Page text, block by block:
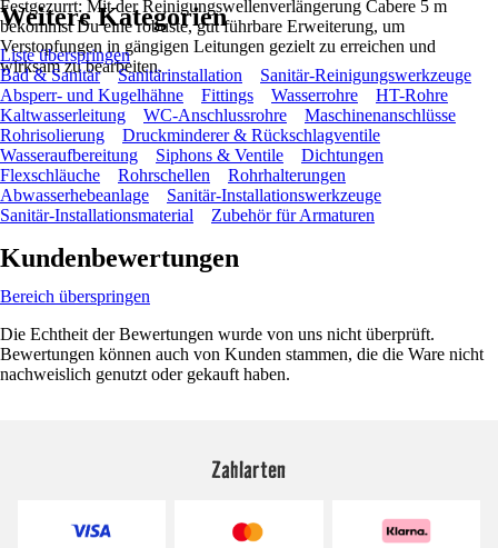
Festgezurrt: Mit der Reinigungswellenverlängerung Cabere 5 m
bekommst Du eine robuste, gut führbare Erweiterung, um
Verstopfungen in gängigen Leitungen gezielt zu erreichen und
wirksam zu bearbeiten.
Weitere Kategorien
Liste überspringen
Bad & Sanitär
Sanitärinstallation
Sanitär-Reinigungswerkzeuge
Absperr- und Kugelhähne
Fittings Wasserrohre
HT-Rohre
Kaltwasserleitung
WC-Anschlussrohre
Maschinenanschlüsse
Rohrisolierung
Druckminderer & Rückschlagventile
Wasseraufbereitung
Siphons & Ventile
Dichtungen
Flexschläuche
Rohrschellen
Rohrhalterungen
Abwasserhebeanlage
Sanitär-Installationswerkzeuge
Sanitär-Installationsmaterial
Zubehör für Armaturen
Kundenbewertungen
Bereich überspringen
Die Echtheit der Bewertungen wurde von uns nicht überprüft.
Bewertungen können auch von Kunden stammen, die die Ware nicht
nachweislich genutzt oder gekauft haben.
Zahlarten